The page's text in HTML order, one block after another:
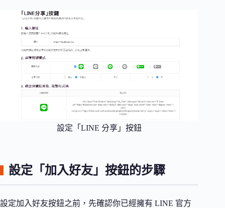
設定「LINE 分享」按鈕
設定「加入好友」按鈕的步驟
設定加入好友按鈕之前，先確認你已經擁有 LINE 官方